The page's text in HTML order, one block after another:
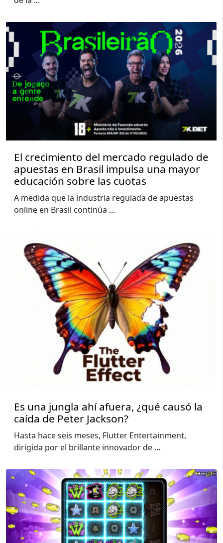
El crecimiento del mercado regulado de
apuestas en Brasil impulsa una mayor
educación sobre las cuotas
A medida que la industria regulada de apuestas
online en Brasil continúa ...
Es una jungla ahí afuera, ¿qué causó la
caída de Peter Jackson?
Hasta hace seis meses, Flutter Entertainment,
dirigida por el brillante innovador de ...